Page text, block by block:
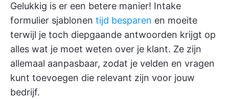
Gelukkig is er een betere manier! Intake
formulier sjablonen tijd besparen en moeite
terwijl je toch diepgaande antwoorden krijgt op
alles wat je moet weten over je klant. Ze zijn
allemaal aanpasbaar, zodat je velden en vragen
kunt toevoegen die relevant zijn voor jouw
bedrijf.